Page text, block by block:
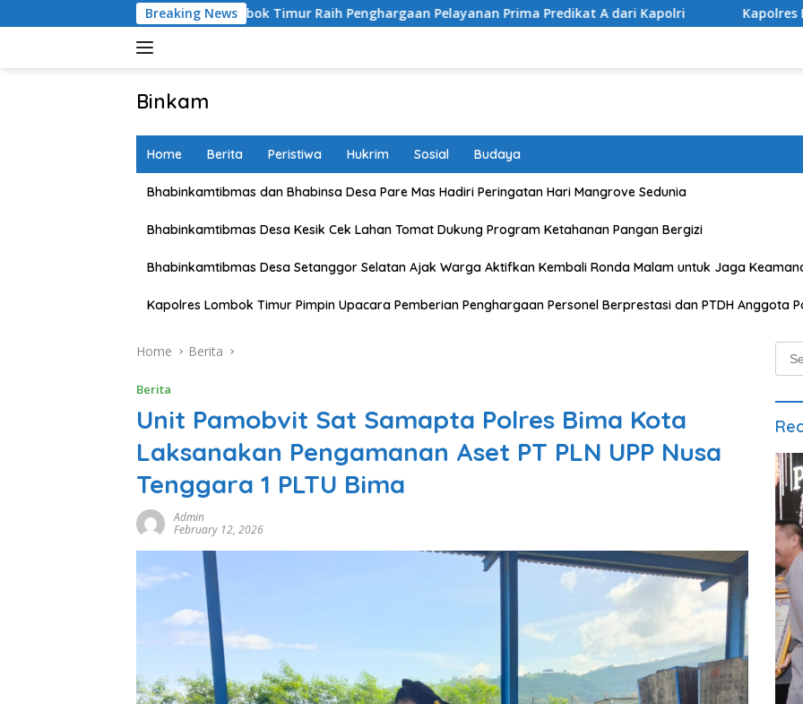
to
Breaking News
Kapolres Lombok Timur Raih Penghargaan Pelayanan Prima Predikat A dari Kapolri Kapolres Lombok Timur
Binkam
Home Berita Peristiwa Hukrim Sosial Budaya
Bhabinkamtibmas dan Bhabinsa Desa Pare Mas Hadiri Peringatan Hari Mangrove Sedunia
Bhabinkamtibmas Desa Kesik Cek Lahan Tomat Dukung Program Ketahanan Pangan Bergizi
Bhabinkamtibmas Desa Setanggor Selatan Ajak Warga Aktifkan Kembali Ronda Malam untuk Jaga
Kapolres Lombok Timur Pimpin Upacara Pemberian Penghargaan Personel Berprestasi dan PTDH Anggota
Home Berita
Berita
Unit Pamobvit Sat Samapta Polres Bima Kota
Laksanakan Pengamanan Aset PT PLN UPP Nusa
Tenggara 1 PLTU Bima
Admin
February 12, 2026
for: